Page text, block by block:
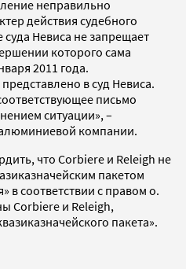
неправильно
действия судебного
Невиса не запрещает
которого сама
2011 года.
в суд Невиса.
письмо
ситуации», –
компании.
что Corbiere и Releigh не
пакетом
в соответствии с правом о.
Corbiere и Releigh,
пакета».